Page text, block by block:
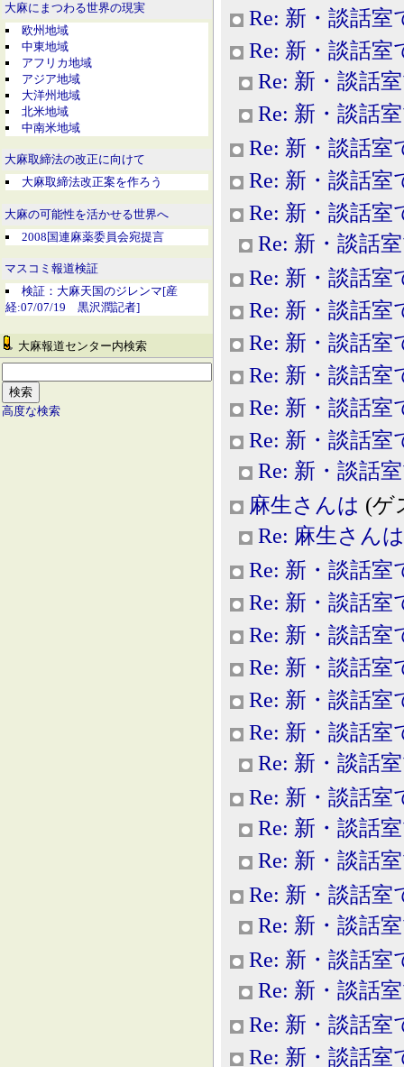
大麻にまつわる世界の現実
欧州地域
中東地域
アフリカ地域
アジア地域
大洋州地域
北米地域
中南米地域
大麻取締法の改正に向けて
大麻取締法改正案を作ろう
大麻の可能性を活かせる世界へ
2008国連麻薬委員会宛提言
マスコミ報道検証
検証：大麻天国のジレンマ[産
経:07/07/19 黒沢潤記者]
大麻報道センター内検索
高度な検索
Re: 新・談話室
Re: 新・談話室
Re: 新・談話
Re: 新・談話
Re: 新・談話室
Re: 新・談話室
Re: 新・談話室
Re: 新・談話
Re: 新・談話室
Re: 新・談話室
Re: 新・談話室
Re: 新・談話室
Re: 新・談話室
Re: 新・談話室
Re: 新・談話
麻生さんは (ゲ
Re: 麻生さんは
Re: 新・談話室
Re: 新・談話室
Re: 新・談話室
Re: 新・談話室
Re: 新・談話室
Re: 新・談話室
Re: 新・談話
Re: 新・談話室
Re: 新・談話
Re: 新・談話
Re: 新・談話室
Re: 新・談話
Re: 新・談話室
Re: 新・談話
Re: 新・談話室
Re: 新・談話室